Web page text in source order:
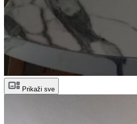
Prikaži sve